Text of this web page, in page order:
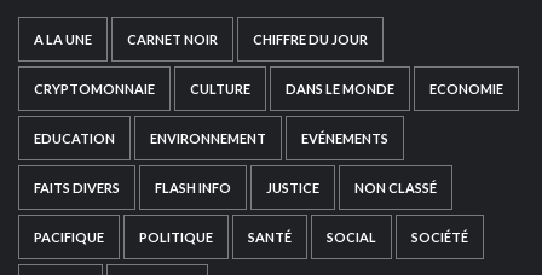
A LA UNE CARNET NOIR CHIFFRE DU JOUR
CRYPTOMONNAIE CULTURE DANS LE MONDE ECONOMIE
EDUCATION ENVIRONNEMENT EVÉNEMENTS
FAITS DIVERS FLASH INFO JUSTICE NON CLASSÉ
PACIFIQUE POLITIQUE SANTÉ SOCIAL SOCIÉTÉ